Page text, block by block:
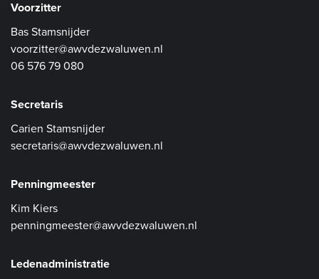
Voorzitter
Bas Stamsnijder
voorzitter@awvdezwaluwen.nl
06 576 79 080
Secretaris
Carien Stamsnijder
secretaris@awvdezwaluwen.nl
Penningmeester
Kim Kiers
penningmeester@awvdezwaluwen.nl
Ledenadministratie